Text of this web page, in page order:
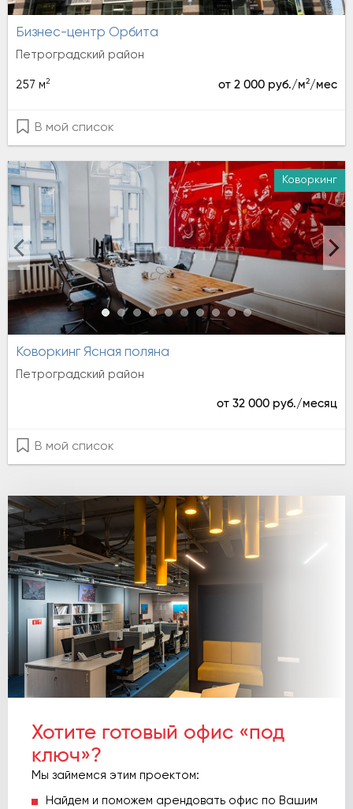
Бизнес-центр Орбита
Петроградский район
257 м2 от 2 000 руб./м2 /мес
В мой список
Аренда
Коворкинг
Коворкинг Ясная поляна
Петроградский район
от 32 000 руб./месяц
В мой список
Хотите готовый офис «под
ключ»?
Мы займемся этим проектом:
Найдем и поможем арендовать офис по Вашим